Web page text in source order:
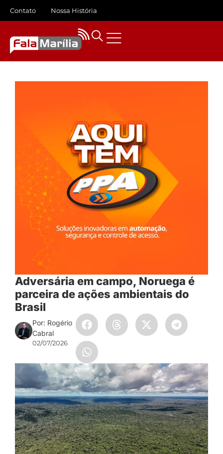
Contato Nossa História
Adversária em campo, Noruega é
parceira de ações ambientais do
Brasil
Por: Rogério
Cabral
02/07/2026